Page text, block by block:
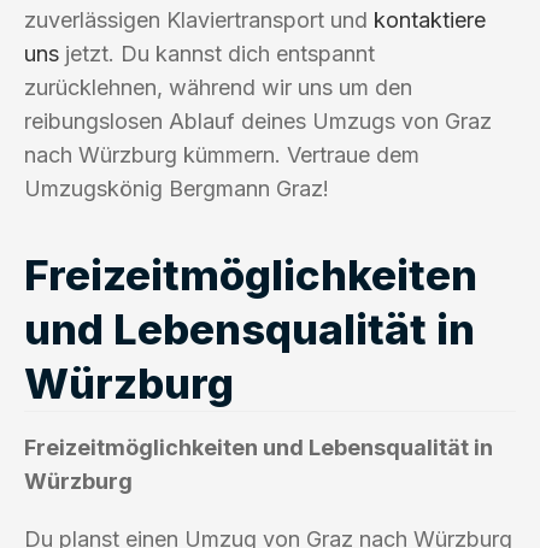
zuverlässigen Klaviertransport und kontaktiere
uns jetzt. Du kannst dich entspannt
zurücklehnen, während wir uns um den
reibungslosen Ablauf deines Umzugs von Graz
nach Würzburg kümmern. Vertraue dem
Umzugskönig Bergmann Graz!
Freizeitmöglichkeiten
und Lebensqualität in
Würzburg
Freizeitmöglichkeiten und Lebensqualität in
Würzburg
Du planst einen Umzug von Graz nach Würzburg